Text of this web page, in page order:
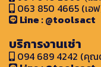
063 850 4665 (เอ
Line : @toolsact
บริการงานเช่า
094 689 4242 (คุณ